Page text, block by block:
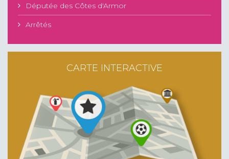
Députée des Côtes d'Armor
Arrêtés
CARTE INTERACTIVE